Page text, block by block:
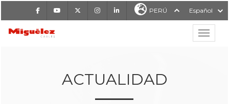
FacebookYoutube InstagramLinkedIn PERÚ Español
MIGUÉLEZ CABLES
ACTUALIDAD